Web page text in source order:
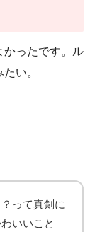
かったです。ル
い。
って真剣に
いいこと